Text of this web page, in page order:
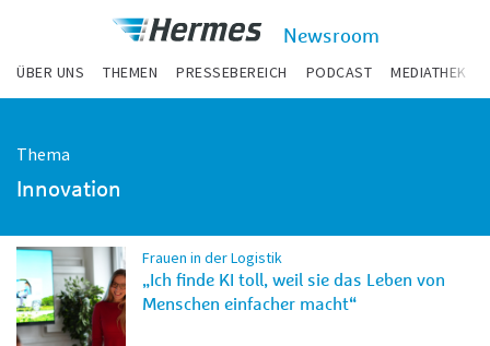
Newsroom
ÜBER UNS THEMEN PRESSEBEREICH PODCAST MEDIATHEK
Thema
Innovation
Frauen in der Logistik
„Ich finde KI toll, weil sie das Leben von
Menschen einfacher macht“